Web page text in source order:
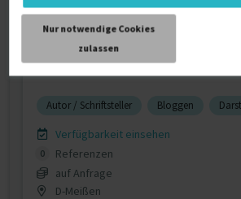
Nur notwendige Cookies
zulassen
Digital Course Manager
Autor / Schriftsteller Bloggen
Verfügbarkeit einsehen
0
Referenzen
auf Anfrage
D-Meißen